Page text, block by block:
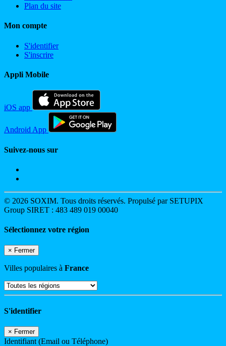
Plan du site
Mon compte
S'identifier
S'inscrire
Appli Mobile
iOS app
Android App
Suivez-nous sur
© 2026 SOXIM. Tous droits réservés. Propulsé par SETUPIX
Group SIRET : 483 489 019 00040
Sélectionnez votre région
× Fermer
Villes populaires à France
S'identifier
× Fermer
Identifiant (Email ou Téléphone)